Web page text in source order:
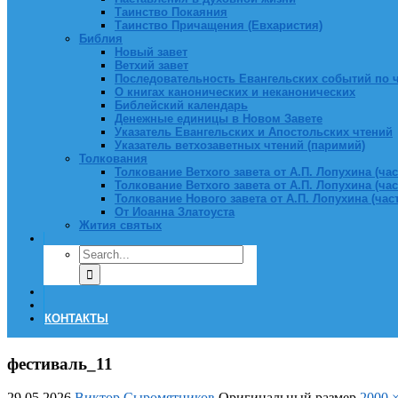
Таинство Покаяния
Таинство Причащения (Евхаристия)
Библия
Новый завет
Ветхий завет
Последовательность Евангельских событий по
О книгах канонических и неканонических
Библейский календарь
Денежные единицы в Новом Завете
Указатель Евангельских и Апостольских чтений
Указатель ветхозаветных чтений (паримий)
Толкования
Толкование Ветхого завета от А.П. Лопухина
Толкование Ветхого завета от А.П. Лопухина
Толкование Нового завета от А.П. Лопухина
От Иоанна Златоуста
Жития святых
КОНТАКТЫ
фестиваль_11